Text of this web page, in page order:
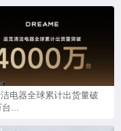
电器全球累计出货量破
台...